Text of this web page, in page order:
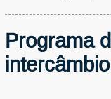
Programa